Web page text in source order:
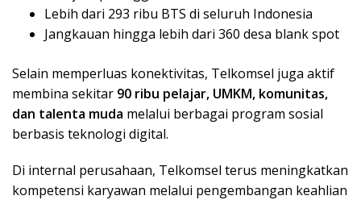
Lebih dari 293 ribu BTS di seluruh Indonesia
Jangkauan hingga lebih dari 360 desa blank spot
Selain memperluas konektivitas, Telkomsel juga aktif
membina sekitar 90 ribu pelajar, UMKM, komunitas,
dan talenta muda melalui berbagai program sosial
berbasis teknologi digital.
Di internal perusahaan, Telkomsel terus meningkatkan
kompetensi karyawan melalui pengembangan keahlian